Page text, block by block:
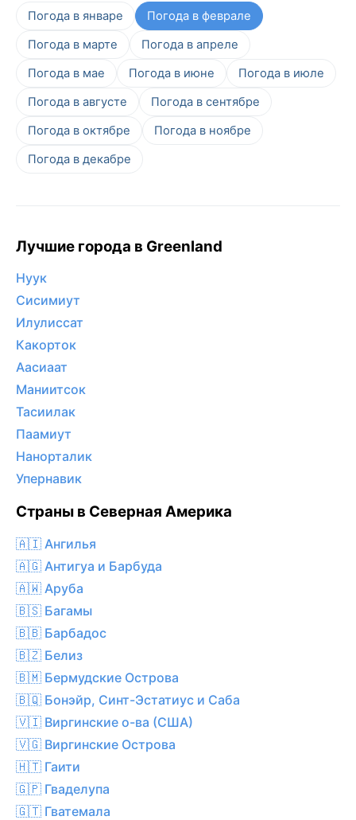
Погода в январе
Погода в феврале
Погода в марте
Погода в апреле
Погода в мае
Погода в июне
Погода в июле
Погода в августе
Погода в сентябре
Погода в октябре
Погода в ноябре
Погода в декабре
Лучшие города в Greenland
Нуук
Сисимиут
Илулиссат
Какорток
Аасиаат
Маниитсок
Тасиилак
Паамиут
Нанорталик
Упернавик
Страны в Северная Америка
🇦🇮 Ангилья
🇦🇬 Антигуа и Барбуда
🇦🇼 Аруба
🇧🇸 Багамы
🇧🇧 Барбадос
🇧🇿 Белиз
🇧🇲 Бермудские Острова
🇧🇶 Бонэйр, Синт-Эстатиус и Саба
🇻🇮 Виргинские о-ва (США)
🇻🇬 Виргинские Острова
🇭🇹 Гаити
🇬🇵 Гваделупа
🇬🇹 Гватемала